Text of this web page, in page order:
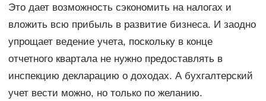
Это дает возможность сэкономить на налогах и
вложить всю прибыль в развитие бизнеса. И заодно
упрощает ведение учета, поскольку в конце
отчетного квартала не нужно предоставлять в
инспекцию декларацию о доходах. А бухгалтерский
учет вести можно, но только по желанию.